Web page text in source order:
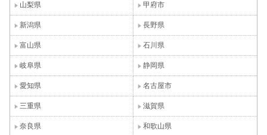
山梨県 甲府市
新潟県 長野県
富山県 石川県
岐阜県 静岡県
愛知県 名古屋市
三重県 滋賀県
奈良県 和歌山県